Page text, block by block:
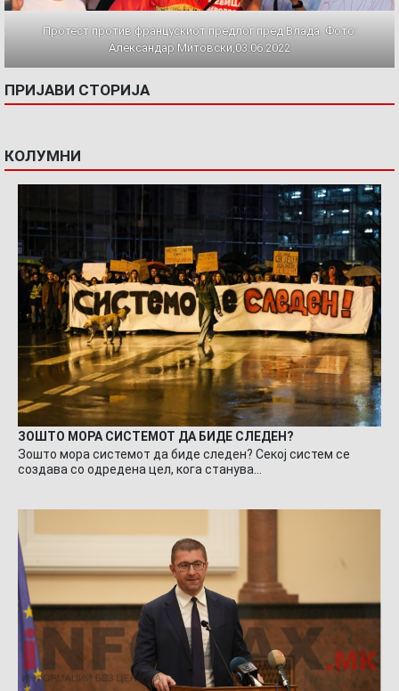
Протест против францускиот предлог пред Влада. Фото:
Александар Митовски,03.06.2022
ПРИЈАВИ СТОРИЈА
КОЛУМНИ
ЗОШТО МОРА СИСТЕМОТ ДА БИДЕ СЛЕДЕН?
Зошто мора системот да биде следен? Секој систем се
создава со одредена цел, кога станува…